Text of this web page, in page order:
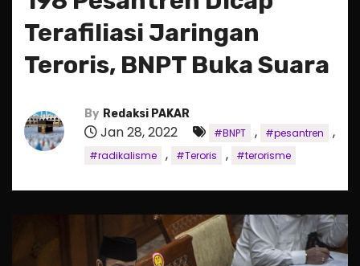
Terafiliasi Jaringan
Teroris, BNPT Buka Suara
By Redaksi PAKAR
Jan 28, 2022 #BNPT , #pesantren ,
#radikalisme , #Teroris , #terorisme